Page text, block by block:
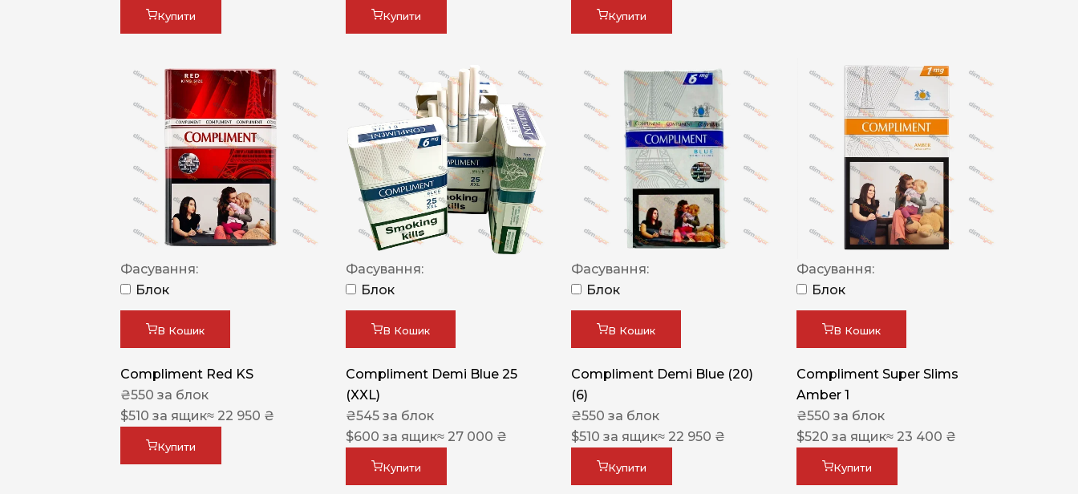
Купити Купити Купити
Фасування:
Блок
В Кошик
Compliment Red KS
₴550 за блок
$510 за ящик≈ 22 950 ₴
Купити
Фасування:
Блок
В Кошик
Compliment Demi Blue 25
(XXL)
₴545 за блок
$600 за ящик≈ 27 000 ₴
Купити
Фасування:
Блок
В Кошик
Compliment Demi Blue (20)
(6)
₴550 за блок
$510 за ящик≈ 22 950 ₴
Купити
Фасування:
Блок
В Кошик
Compliment Super Slims
Amber 1
₴550 за блок
$520 за ящик≈ 23 400 ₴
Купити